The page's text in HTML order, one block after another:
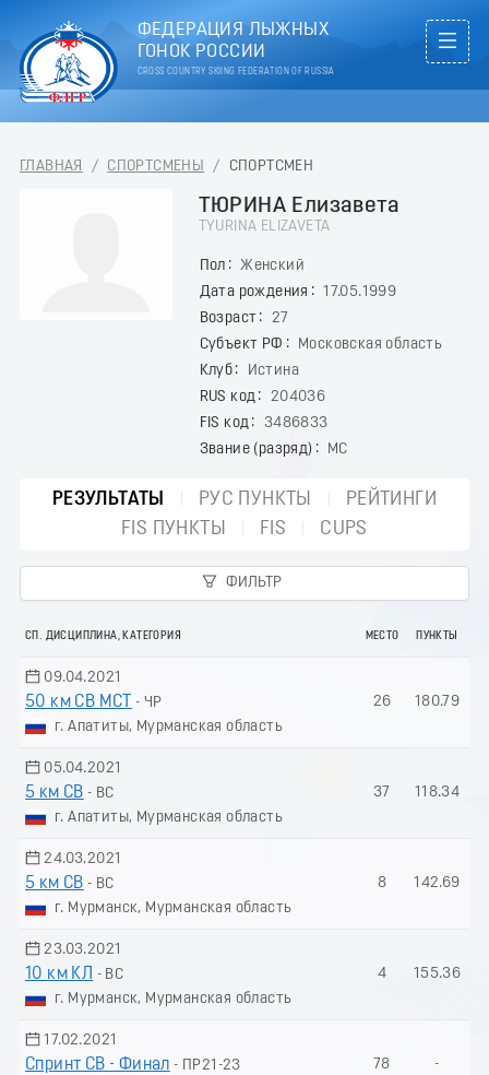
ФЕДЕРАЦИЯ ЛЫЖНЫХ
ГОНОК РОССИИ
CROSS COUNTRY SKIING FEDERATION OF RUSSIA
ГЛАВНАЯ / СПОРТСМЕНЫ / СПОРТСМЕН
ТЮРИНА Елизавета
TYURINA ELIZAVETA
Пол
Женский
Дата рождения
17.05.1999
Возраст
27
Субъект РФ
Московская область
Клуб
Истина
RUS код
204036
FIS код
3486833
Звание (разряд)
МС
РЕЗУЛЬТАТЫ РУС ПУНКТЫ
РЕЙТИНГИ
FIS ПУНКТЫ
FIS CUPS
ФИЛЬТР
СП. ДИСЦИПЛИНА, КАТЕГОРИЯ МЕСТО ПУНКТЫ
09.04.2021
50 км СВ МСТ
- ЧР
г. Апатиты, Мурманская область
26 180.79
05.04.2021
5 км СВ - ВС
г. Апатиты, Мурманская область
37 118.34
24.03.2021
5 км СВ - ВС
г. Мурманск, Мурманская область
8 142.69
23.03.2021
10 км КЛ
- ВС
г. Мурманск, Мурманская область
4 155.36
17.02.2021
Спринт СВ - Финал - ПР21-23
78 -